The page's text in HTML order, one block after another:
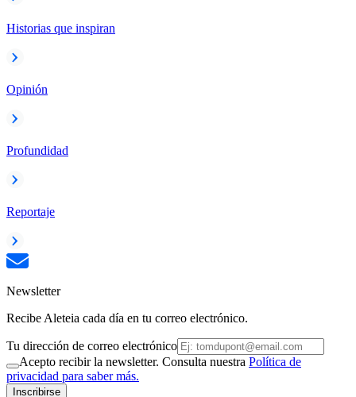
Historias que inspiran
Opinión
Profundidad
Reportaje
Newsletter
Recibe Aleteia cada día en tu correo electrónico.
Tu dirección de correo electrónico
Acepto recibir la newsletter. Consulta nuestra Política de
privacidad para saber más.
Inscribirse